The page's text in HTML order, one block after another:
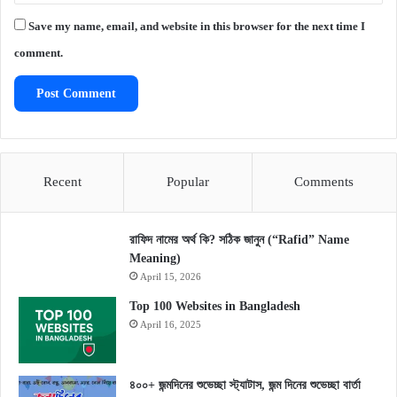
Save my name, email, and website in this browser for the next time I
comment.
Recent Popular Comments
রাফিদ নামের অর্থ কি? সঠিক জানুন (“Rafid” Name
Meaning)
April 15, 2026
Top 100 Websites in Bangladesh
April 16, 2025
৪০০+ জন্মদিনের শুভেচ্ছা স্ট্যাটাস, জন্ম দিনের শুভেচ্ছা বার্তা